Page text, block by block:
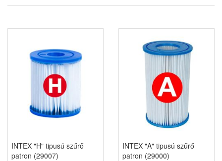
INTEX "H" tipusú szűrő
patron (29007)
INTEX "A" tipusú szűrő
patron (29000)